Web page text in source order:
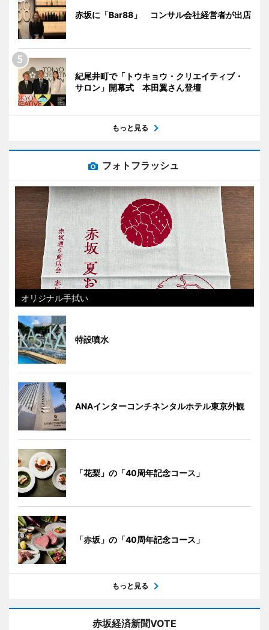
赤坂に「Bar88」 コンサル会社経営者が出店
紀尾井町で「トウキョウ・クリエイティブ・
サロン」開幕式 本田翼さん登壇
もっと見る
フォトフラッシュ
オリジナル手拭い
特設噴水
ANAインターコンチネンタルホテル東京外観
「花梨」の「40周年記念コース」
「赤坂」の「40周年記念コース」
もっと見る
赤坂経済新聞VOTE